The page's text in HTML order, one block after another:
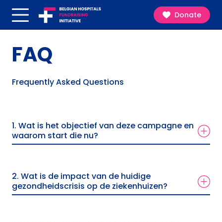
Menu
Belgian Hospitals
Fundraising Initiative Donate
FAQ
Frequently Asked Questions
1. Wat is het objectief van deze campagne en
waarom start die nu?
fondsen om het medisch personeel van de Belgische
universitaire ziekenhuizen te kunnen blijven
ondersteunen. Het doel van de fondsenwerving is
2. Wat is de impact van de huidige
gezondheidscrisis op de ziekenhuizen?